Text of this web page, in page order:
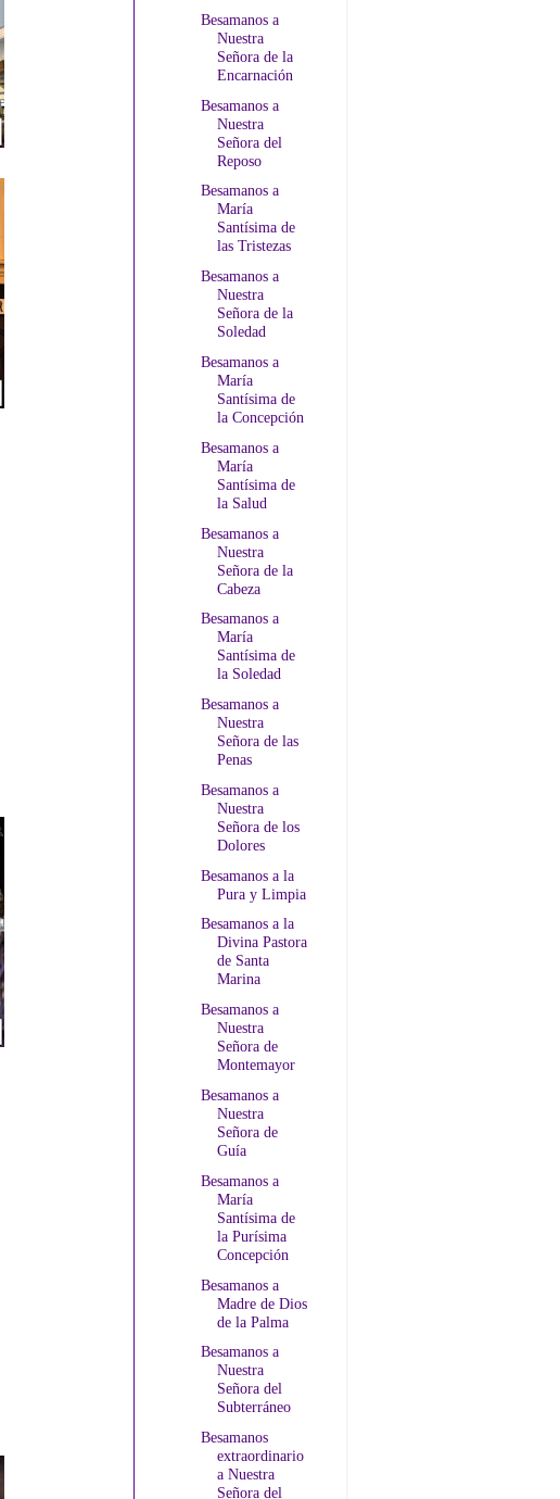
Besamanos a
Nuestra
Señora de la
Encarnación
Besamanos a
Nuestra
Señora del
Reposo
Besamanos a
María
Santísima de
las Tristezas
Besamanos a
Nuestra
Señora de la
Soledad
Besamanos a
María
Santísima de
la Concepción
Besamanos a
María
Santísima de
la Salud
Besamanos a
Nuestra
Señora de la
Cabeza
Besamanos a
María
Santísima de
la Soledad
Besamanos a
Nuestra
Señora de las
Penas
Besamanos a
Nuestra
Señora de los
Dolores
Besamanos a la
Pura y Limpia
Besamanos a la
Divina Pastora
de Santa
Marina
Besamanos a
Nuestra
Señora de
Montemayor
Besamanos a
Nuestra
Señora de
Guía
Besamanos a
María
Santísima de
la Purísima
Concepción
Besamanos a
Madre de Dios
de la Palma
Besamanos a
Nuestra
Señora del
Subterráneo
Besamanos
extraordinario
a Nuestra
Señora del